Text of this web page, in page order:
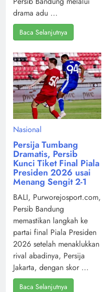
drama adu ...
Baca Selanjutnya
Nasional
Persija Tumbang
Dramatis, Persib
Kunci Tiket Final Piala
Presiden 2026 usai
Menang Sengit 2-1
BALI, Purworejosport.com,
Persib Bandung
memastikan langkah ke
partai final Piala Presiden
2026 setelah menaklukkan
rival abadinya, Persija
Jakarta, dengan skor ...
Baca Selanjutnya